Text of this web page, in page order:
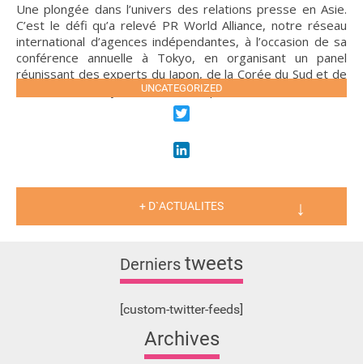
Une plongée dans l’univers des relations presse en Asie.
C’est le défi qu’a relevé PR World Alliance, notre réseau
international d’agences indépendantes, à l’occasion de sa
conférence annuelle à Tokyo, en organisant un panel
réunissant des experts du Japon, de la Corée du Sud et de
l’Inde. Trois écosystèmes médiatiques […]
UNCATEGORIZED
+ D`ACTUALITES
Derniers tweets
[custom-twitter-feeds]
Archives